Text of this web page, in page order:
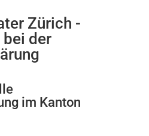
Zürich -
der
im Kanton